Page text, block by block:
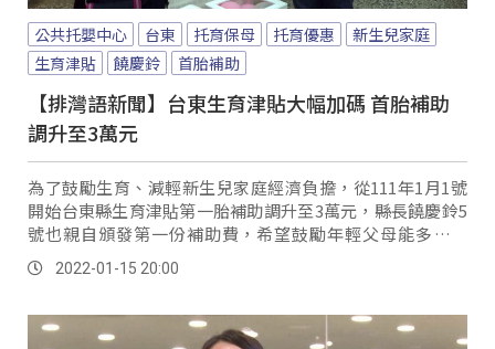
公共托嬰中心 台東 托育保母 托育優惠
新生兒家庭
生育津貼
饒慶鈴 首胎補助
【排灣語新聞】台東生育津貼大幅加碼 首胎補助
調升至3萬元
為了鼓勵生育、減輕新生兒家庭經濟負擔，從111年1月1號
開始台東縣生育津貼第一胎補助調升至3萬元，縣長饒慶鈴5
號也親自頒發第一份補助費，希望鼓勵年輕父母能多多生
育。2022-01-15 20:00